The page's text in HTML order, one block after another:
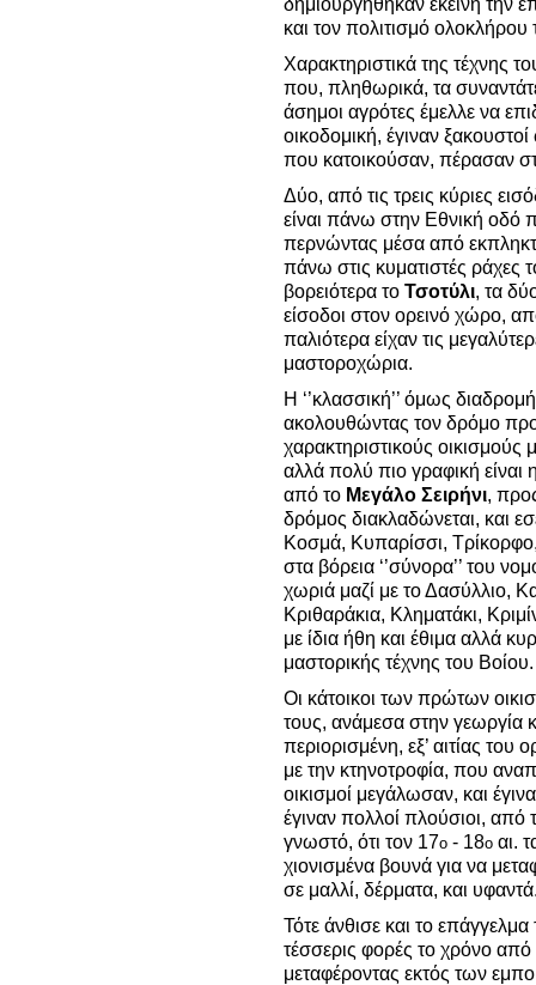
και τον πολιτισμό
Χαρακτηριστικά της τέχνης
που, πληθωρικά, τα
άσημοι αγρότες έμελλε να
οικοδομική, έγιναν
που κατοικούσαν, πέρασαν
Δύο, από τις τρεις κύριες
είναι πάνω στην Εθνική οδό
περνώντας μέσα από
πάνω στις κυματιστές ράχες
βορειότερα το Τσοτύλι, τα
είσοδοι στον ορεινό χώρο,
παλιότερα είχαν τις
μαστοροχώρια.
Η ‘’κλασσική’’ όμως
ακολουθώντας τον δρόμο
χαρακτηριστικούς οικισμούς
αλλά πολύ πιο γραφική είναι
από το Μεγάλο Σειρήνι,
δρόμος διακλαδώνεται, και
Κοσμά, Κυπαρίσσι,
στα βόρεια ‘’σύνορα’’ του
χωριά μαζί με το Δασύλλιο,
Κριθαράκια, Κληματάκι,
με ίδια ήθη και έθιμα αλλά
μαστορικής τέχνης του
Οι κάτοικοι των πρώτων
τους, ανάμεσα στην γεωργία
περιορισμένη, εξ’ αιτίας του
με την κτηνοτροφία, που
οικισμοί μεγάλωσαν, και
έγιναν πολλοί πλούσιοι, από
γνωστό, ότι τον 17ο - 18ο αι.
χιονισμένα βουνά για να
σε μαλλί, δέρματα, και
Τότε άνθισε και το
τέσσερις φορές το χρόνο
μεταφέροντας εκτός των